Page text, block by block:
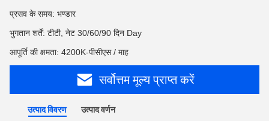
प्रसव के समय: भण्डार
भुगतान शर्तें: टीटी, नेट 30/60/90 दिन Day
आपूर्ति की क्षमता: 4200K-पीसीएस / माह
सर्वोत्तम मूल्य प्राप्त करें
उत्पाद विवरण उत्पाद वर्णन